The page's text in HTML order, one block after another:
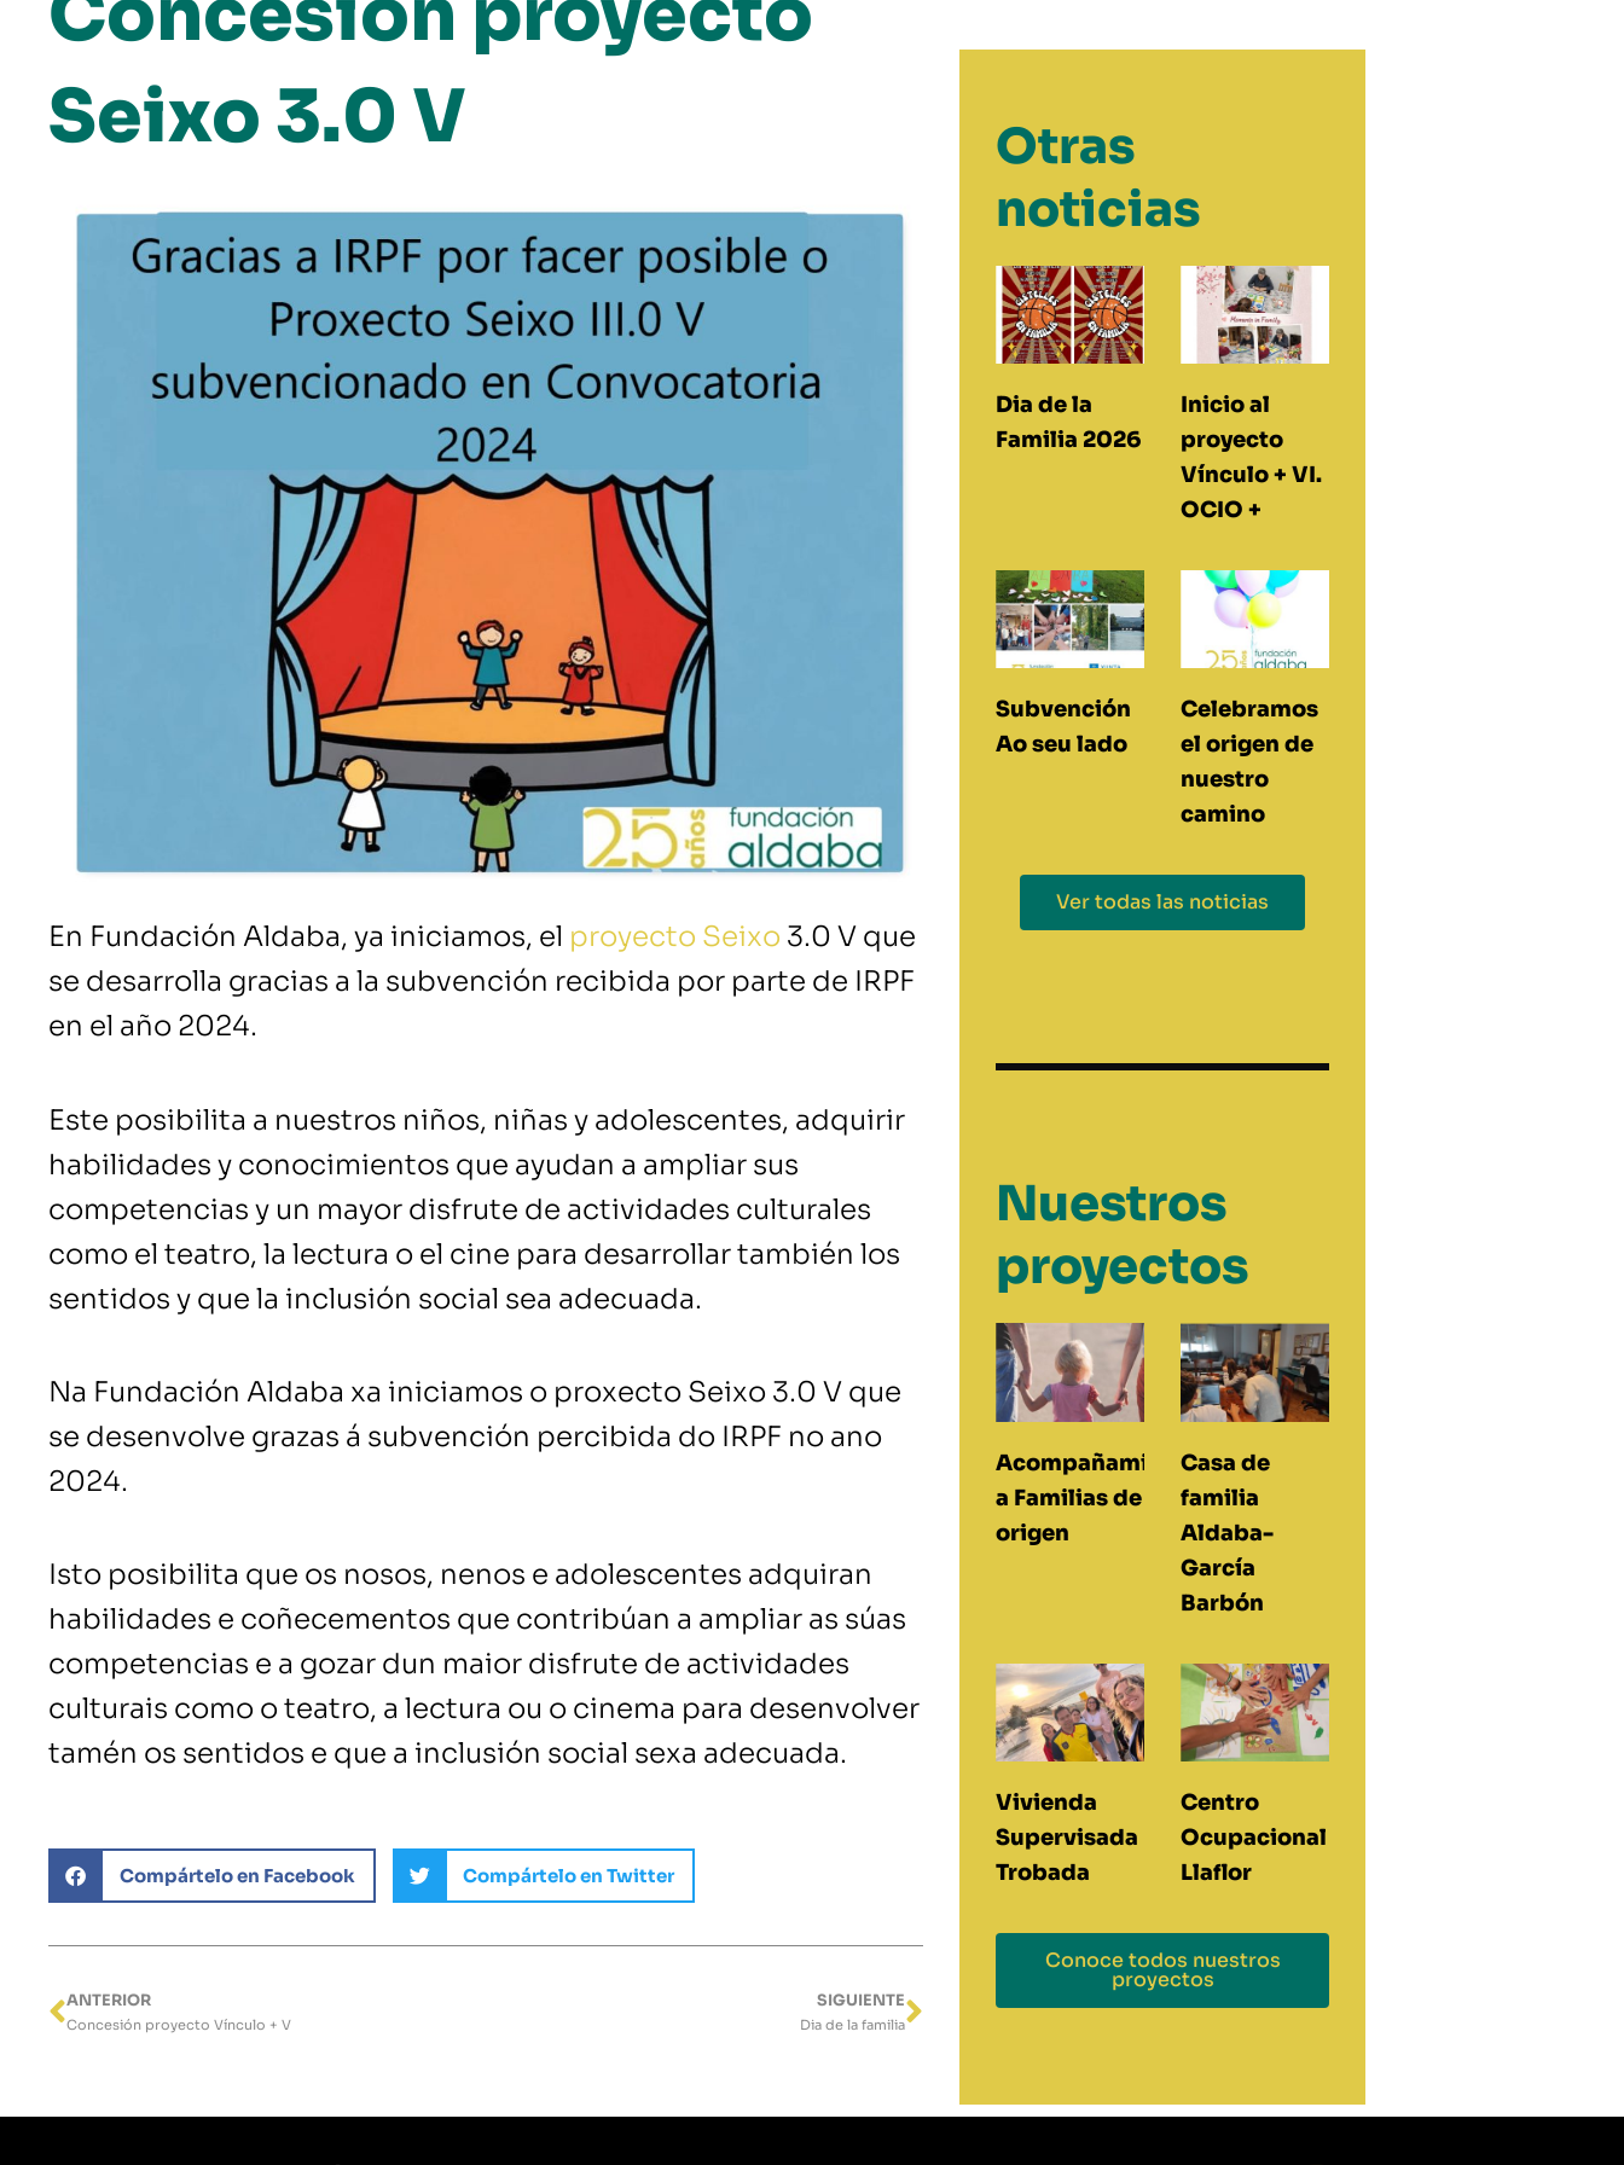
Seixo 3.0 V
En Fundación Aldaba, ya iniciamos, el proyecto Seixo 3.0 V que
se desarrolla gracias a la subvención recibida por parte de IRPF
en el año 2024.
Este posibilita a nuestros niños, niñas y adolescentes, adquirir
habilidades y conocimientos que ayudan a ampliar sus
competencias y un mayor disfrute de actividades culturales
como el teatro, la lectura o el cine para desarrollar también los
sentidos y que la inclusión social sea adecuada.
Na Fundación Aldaba xa iniciamos o proxecto Seixo 3.0 V que
se desenvolve grazas á subvención percibida do IRPF no ano
2024.
Isto posibilita que os nosos, nenos e adolescentes adquiran
habilidades e coñecementos que contribúan a ampliar as súas
competencias e a gozar dun maior disfrute de actividades
culturais como o teatro, a lectura ou o cinema para desenvolver
tamén os sentidos e que a inclusión social sexa adecuada.
Compártelo en Facebook Compártelo en Twitter
Ant
ANTERIOR
Concesión proyecto Vínculo + V
SIGUIENTE
Dia de la familiaSiguiente
Otras
noticias
Dia de la
Familia 2026
Inicio al
proyecto
Vínculo + VI.
OCIO +
Subvención
Ao seu lado
Celebramos
el origen de
nuestro
camino
Ver todas las noticias
Nuestros
proyectos
Acompañamiento
a Familias de
origen
Casa de
familia
Aldaba-
García
Barbón
Vivienda
Supervisada
Trobada
Centro
Ocupacional
Llaflor
Conoce todos nuestros
proyectos